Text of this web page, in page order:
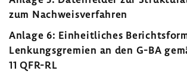
zum Nach­weis­ver­fahren
Anlage 6: Einheit­li­ches
Lenkungs­gre­mien an den G-BA
11 QFR-RL